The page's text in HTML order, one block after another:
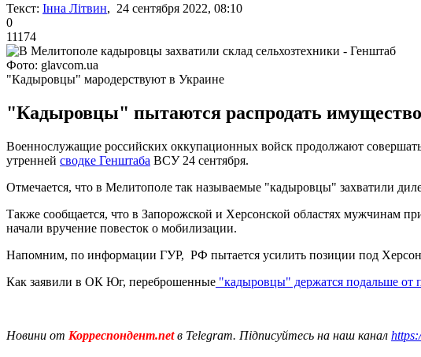
Текст: Інна Літвин, 24 сентября 2022, 08:10
0
11174
Фото: glavcom.ua
"Кадыровцы" мародерствуют в Украине
"Кадыровцы" пытаются распродать имущество
Военнослужащие российских оккупационных войск продолжают
утренней сводке Генштаба ВСУ 24 сентября.
Отмечается, что в Мелитополе так называемые "кадыровцы" захватили
Также сообщается, что в Запорожской и Херсонской областях мужчинам
начали вручение повесток о мобилизации.
Напомним, по информации ГУР, РФ пытается усилить позиции под
Как заявили в ОК Юг, переброшенные "кадыровцы" держатся подальше от
Новини от Корреспондент.netв Telegram. Підписуйтесь на наш канал